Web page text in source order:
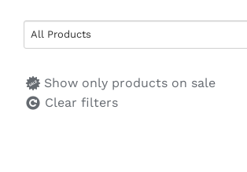
All Products
Show only products on sale
Clear filters